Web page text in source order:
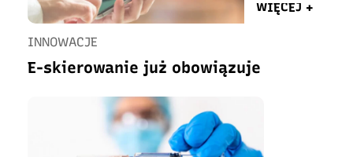
WIĘCEJ +
INNOWACJE
E-skierowanie już obowiązuje